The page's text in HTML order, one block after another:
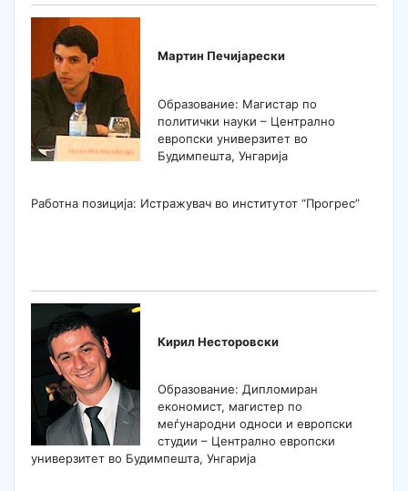
Мартин Печијарески
Образование: Магистар по
политички науки – Централно
европски универзитет во
Будимпешта, Унгарија
Работна позиција: Истражувач во институтот “Прогрес”
Кирил Несторовски
Образование: Дипломиран
економист, магистeр по
меѓународни односи и европски
студии – Централно европски
универзитет во Будимпешта, Унгарија